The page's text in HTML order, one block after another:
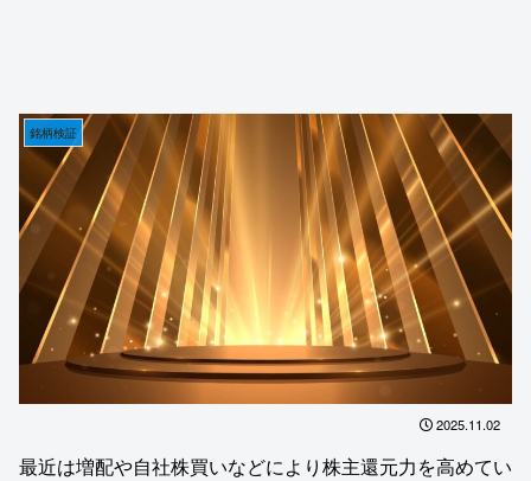
銘柄検証
2025.11.02
最近は増配や自社株買いなどにより株主還元力を高めてい